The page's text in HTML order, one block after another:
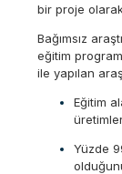
bir proje
Bağımsız
eğitim
ile yapılan
Eğitim
Yüzde